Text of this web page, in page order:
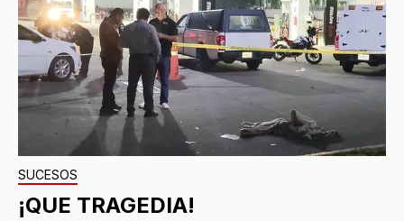
SUCESOS
¡QUE TRAGEDIA!